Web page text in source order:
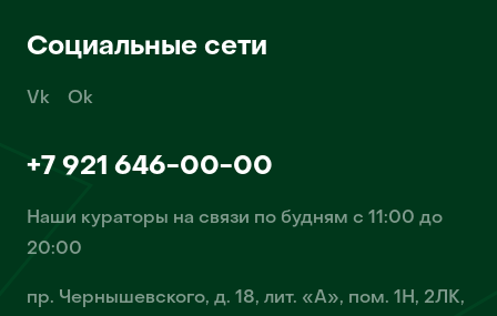
Социальные сети
Vk Ok
+7 921 646-00-00
Наши кураторы на связи по будням с 11:00 до
20:00
пр. Чернышевского, д. 18, лит. «А», пом. 1Н, 2ЛК,